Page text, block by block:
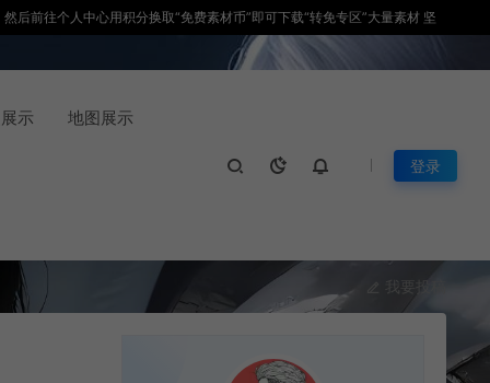
前往个人中心用积分换取“免费素材币”即可下载“转免专区”大量素材 坚
示 地图展示
登录
我要投稿